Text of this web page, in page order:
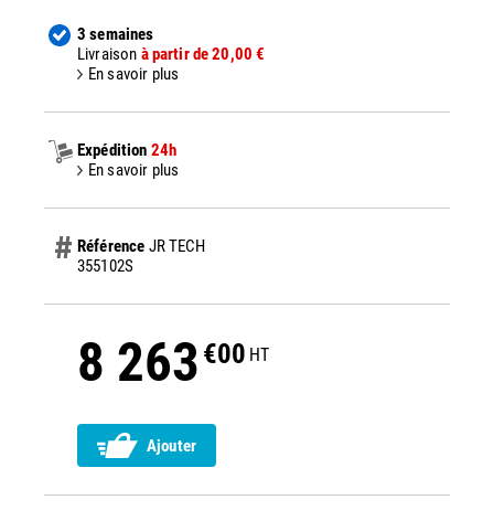
3 semaines
Livraison à partir de 20,00 €
En savoir plus
Expédition 24h
En savoir plus
Référence JR TECH
355102S
8 263 €00 HT
Ajouter